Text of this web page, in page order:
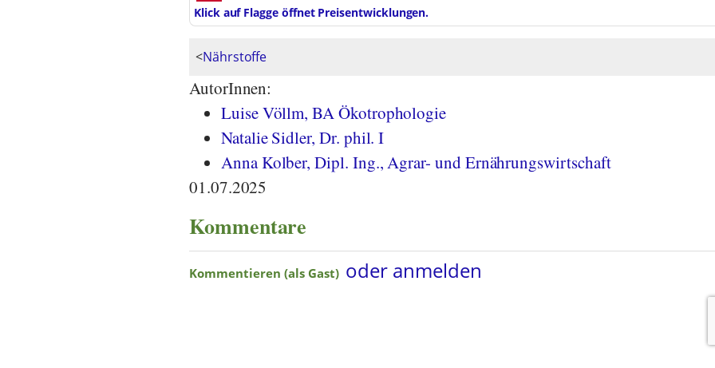
Klick auf Flagge öffnet Preisentwicklungen.
<Nährstoffe
AutorInnen:
Luise Völlm, BA Ökotrophologie
Natalie Sidler, Dr. phil. I
Anna Kolber, Dipl. Ing., Agrar- und Ernährungswirtschaft
01.07.2025
Kommentare